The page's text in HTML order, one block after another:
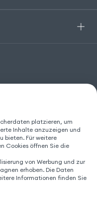
UNS
platzieren, um
Inhalte anzuzeigen und
bieten. Für weitere
Cookies öffnen Sie die
von Werbung und zur
erhoben. Die Daten
Informationen finden Sie